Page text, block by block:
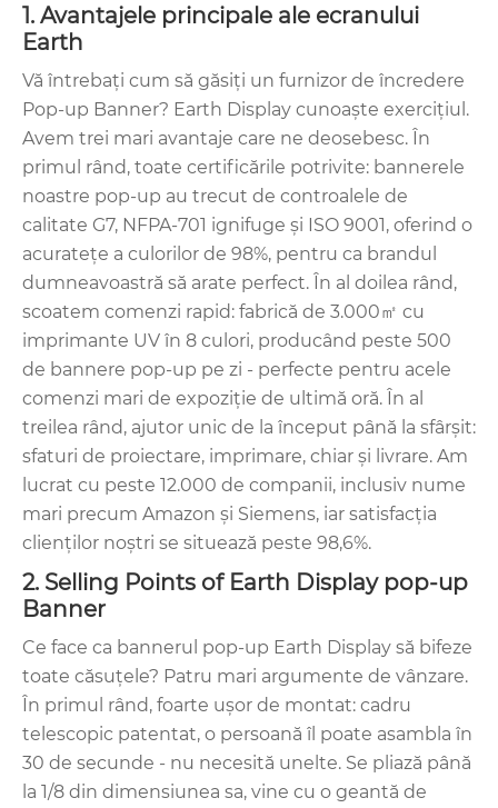
1. Avantajele principale ale ecranului
Earth
Vă întrebați cum să găsiți un furnizor de încredere
Pop-up Banner? Earth Display cunoaște exercițiul.
Avem trei mari avantaje care ne deosebesc. În
primul rând, toate certificările potrivite: bannerele
noastre pop-up au trecut de controalele de
calitate G7, NFPA-701 ignifuge și ISO 9001, oferind o
acuratețe a culorilor de 98%, pentru ca brandul
dumneavoastră să arate perfect. În al doilea rând,
scoatem comenzi rapid: fabrică de 3.000㎡ cu
imprimante UV în 8 culori, producând peste 500
de bannere pop-up pe zi - perfecte pentru acele
comenzi mari de expoziție de ultimă oră. În al
treilea rând, ajutor unic de la început până la sfârșit:
sfaturi de proiectare, imprimare, chiar și livrare. Am
lucrat cu peste 12.000 de companii, inclusiv nume
mari precum Amazon și Siemens, iar satisfacția
clienților noștri se situează peste 98,6%.
2. Selling Points of Earth Display pop-up
Banner
Ce face ca bannerul pop-up Earth Display să bifeze
toate căsuțele? Patru mari argumente de vânzare.
În primul rând, foarte ușor de montat: cadru
telescopic patentat, o persoană îl poate asambla în
30 de secunde - nu necesită unelte. Se pliază până
la 1/8 din dimensiunea sa, vine cu o geantă de